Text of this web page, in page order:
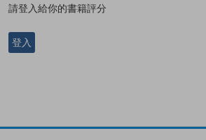
請登入給你的書籍評分
登入